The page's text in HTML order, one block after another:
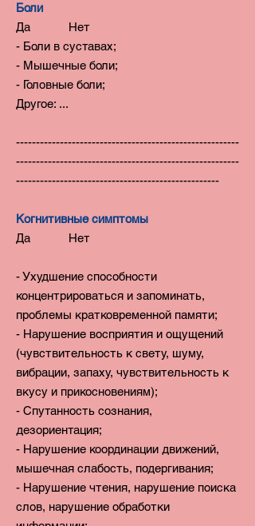
Боли
Да Нет
- Боли в суставах;
- Мышечные боли;
- Головные боли;
Другое: ...
--------------------------------------------------------
--------------------------------------------------------
---------------------------------------------------
Когнитивные симптомы
Да Нет
- Ухудшение способности
концентрироваться и запоминать,
проблемы кратковременной памяти;
- Нарушение восприятия и ощущений
(чувствительность к свету, шуму,
вибрации, запаху, чувствительность к
вкусу и прикосновениям);
- Спутанность сознания,
дезориентация;
- Нарушение координации движений,
мышечная слабость, подергивания;
- Нарушение чтения, нарушение поиска
слов, нарушение обработки